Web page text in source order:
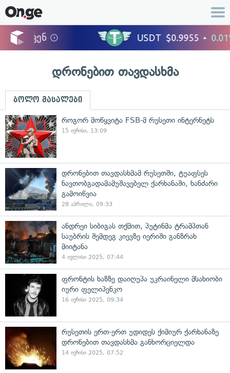
დრონებით თავდასხმა
ბოლო მასალები
როგორ მოწყვიტა FSB-მ რუსეთი ინტერნეტს
15 ივნისი, 13:09
დრონებით თავდასხმამ რუსეთში, ტუაფსეს
ნავთობგადამამუშავებელ ქარხანაში, ხანძარი
გამოიწვია
28 აპრილი, 09:33
ანდრეი სიბიგას თქმით, პუტინმა ტრამპთან
საუბრის შემდეგ კიევზე იერიში განზრახ
მიიტანა
4 ივლისი 2025, 07:44
ფრონტის ხაზზე დაიღუპა უკრაინელი მსახიობი
იური ფელიპენკო
16 ივნისი 2025, 09:34
რუსეთის ერთ-ერთ უდიდეს ქიმიურ ქარხანაზე
დრონებით თავდასხმა განხორციელდა
14 ივნისი 2025, 07:52